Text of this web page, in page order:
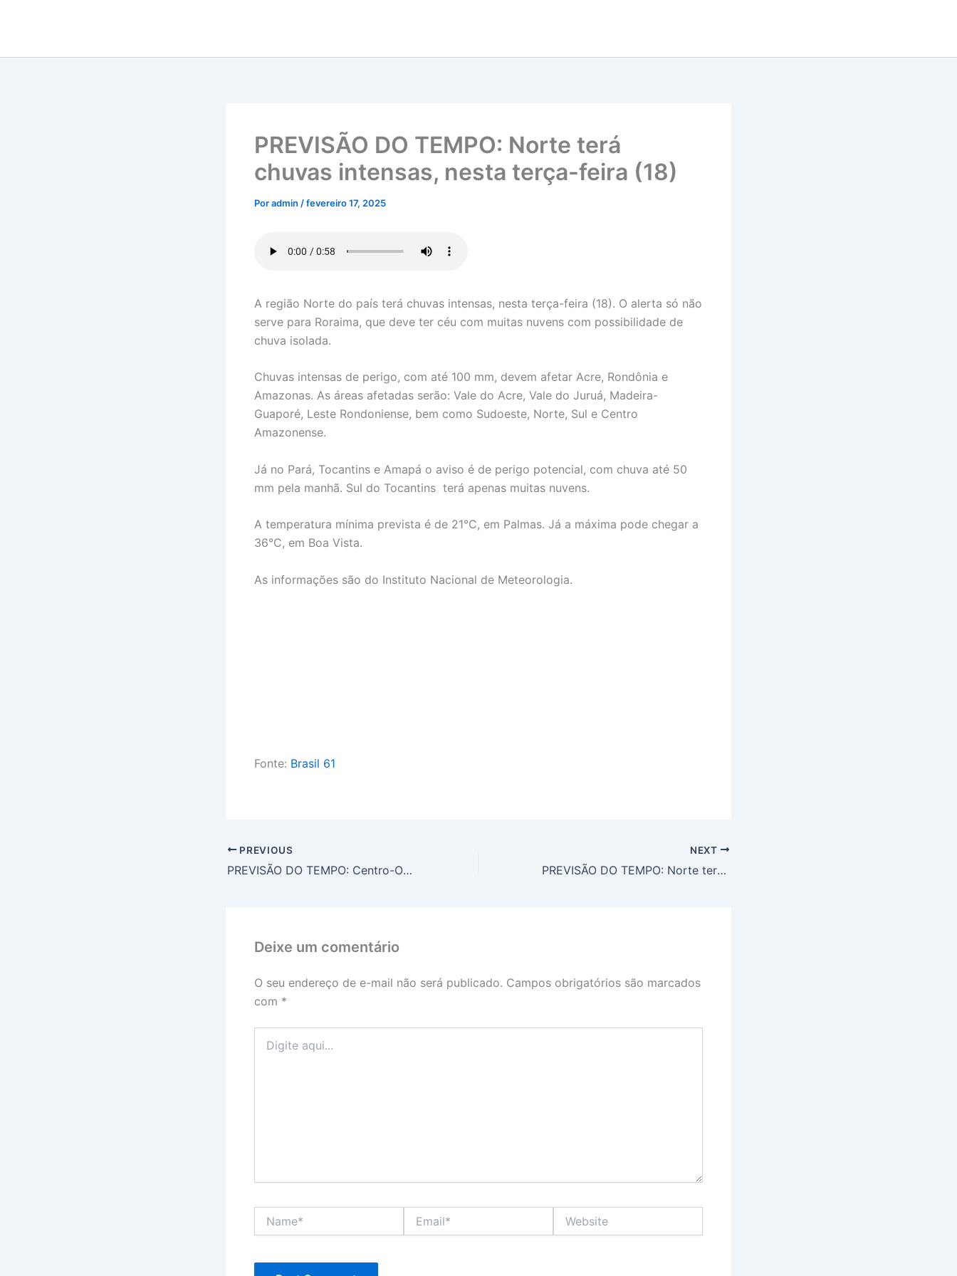
PREVISÃO DO TEMPO: Norte terá
chuvas intensas, nesta terça-feira (18)
Poradmin /fevereiro 17, 2025
A região Norte do país terá chuvas intensas, nesta terça-feira (18). O alerta só não
serve para Roraima, que deve ter céu com muitas nuvens com possibilidade de
chuva isolada.
Chuvas intensas de perigo, com até 100 mm, devem afetar Acre, Rondônia e
Amazonas. As áreas afetadas serão: Vale do Acre, Vale do Juruá, Madeira-
Guaporé, Leste Rondoniense, bem como Sudoeste, Norte, Sul e Centro
Amazonense.
Já no Pará, Tocantins e Amapá o aviso é de perigo potencial, com chuva até 50
mm pela manhã. Sul do Tocantins terá apenas muitas nuvens.
A temperatura mínima prevista é de 21°C, em Palmas. Já a máxima pode chegar a
36°C, em Boa Vista.
As informações são do Instituto Nacional de Meteorologia.
Fonte: Brasil 61
PREVIOUS
PREVISÃO DO TEMPO: Centro-Oeste será chuvoso, nesta terça-feira (18)
NEXT
PREVISÃO DO TEMPO: Norte terá chuvas intensas, nesta terça-feira (18)
Deixe um comentário
O seu endereço de e-mail não será publicado. Campos obrigatórios são marcados
com *
aqui...